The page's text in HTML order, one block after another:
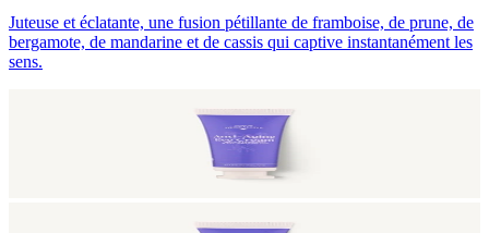
Juteuse et éclatante, une fusion pétillante de framboise, de prune, de
bergamote, de mandarine et de cassis qui captive instantanément les
sens.